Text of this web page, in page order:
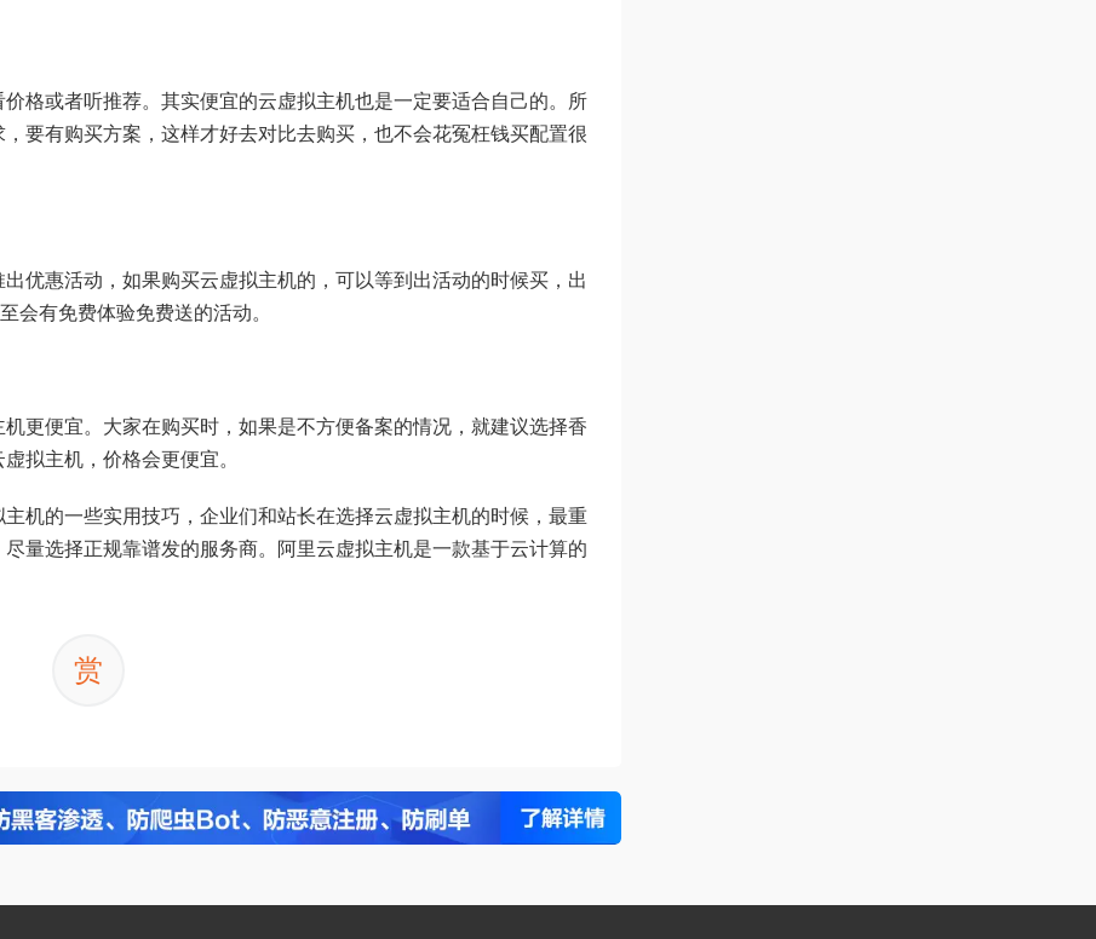
格或者听推荐。其实便宜的云虚拟主机也是一定要适合自己的。所
要有购买方案，这样才好去对比去购买，也不会花冤枉钱买配置很
优惠活动，如果购买云虚拟主机的，可以等到出活动的时候买，出
会有免费体验免费送的活动。
更便宜。大家在购买时，如果是不方便备案的情况，就建议选择香
拟主机，价格会更便宜。
机的一些实用技巧，企业们和站长在选择云虚拟主机的时候，最重
量选择正规靠谱发的服务商。阿里云虚拟主机是一款基于云计算的
赏